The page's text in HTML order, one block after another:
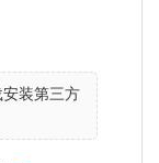
安装第三方